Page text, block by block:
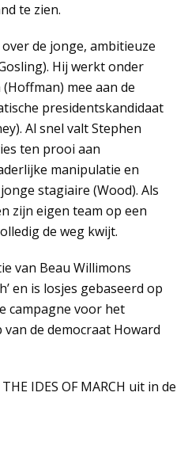
te zien.
over de jonge, ambitieuze
Hij werkt onder
mee aan de
presidentskandidaat
Al snel valt Stephen
ten prooi aan
manipulatie en
stagiaire (Wood). Als
zijn eigen team op een
de weg kwijt.
van Beau Willimons
en is losjes gebaseerd op
campagne voor het
de democraat Howard
IDES OF MARCH uit in de